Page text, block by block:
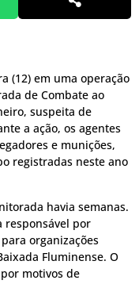
(12) em uma operação
de Combate ao
suspeita de
a ação, os agentes
e munições,
registradas neste ano
havia semanas.
responsável por
organizações
Fluminense. O
motivos de